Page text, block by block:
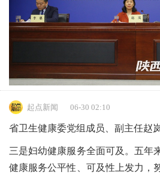
起点新闻 06-30 02:10
省卫生健康委党组成员、副主任赵
三是妇幼健康服务全面可及。五年
健康服务公平性、可及性上发力，